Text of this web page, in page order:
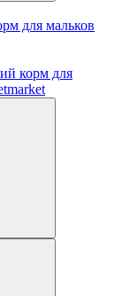
для мальков